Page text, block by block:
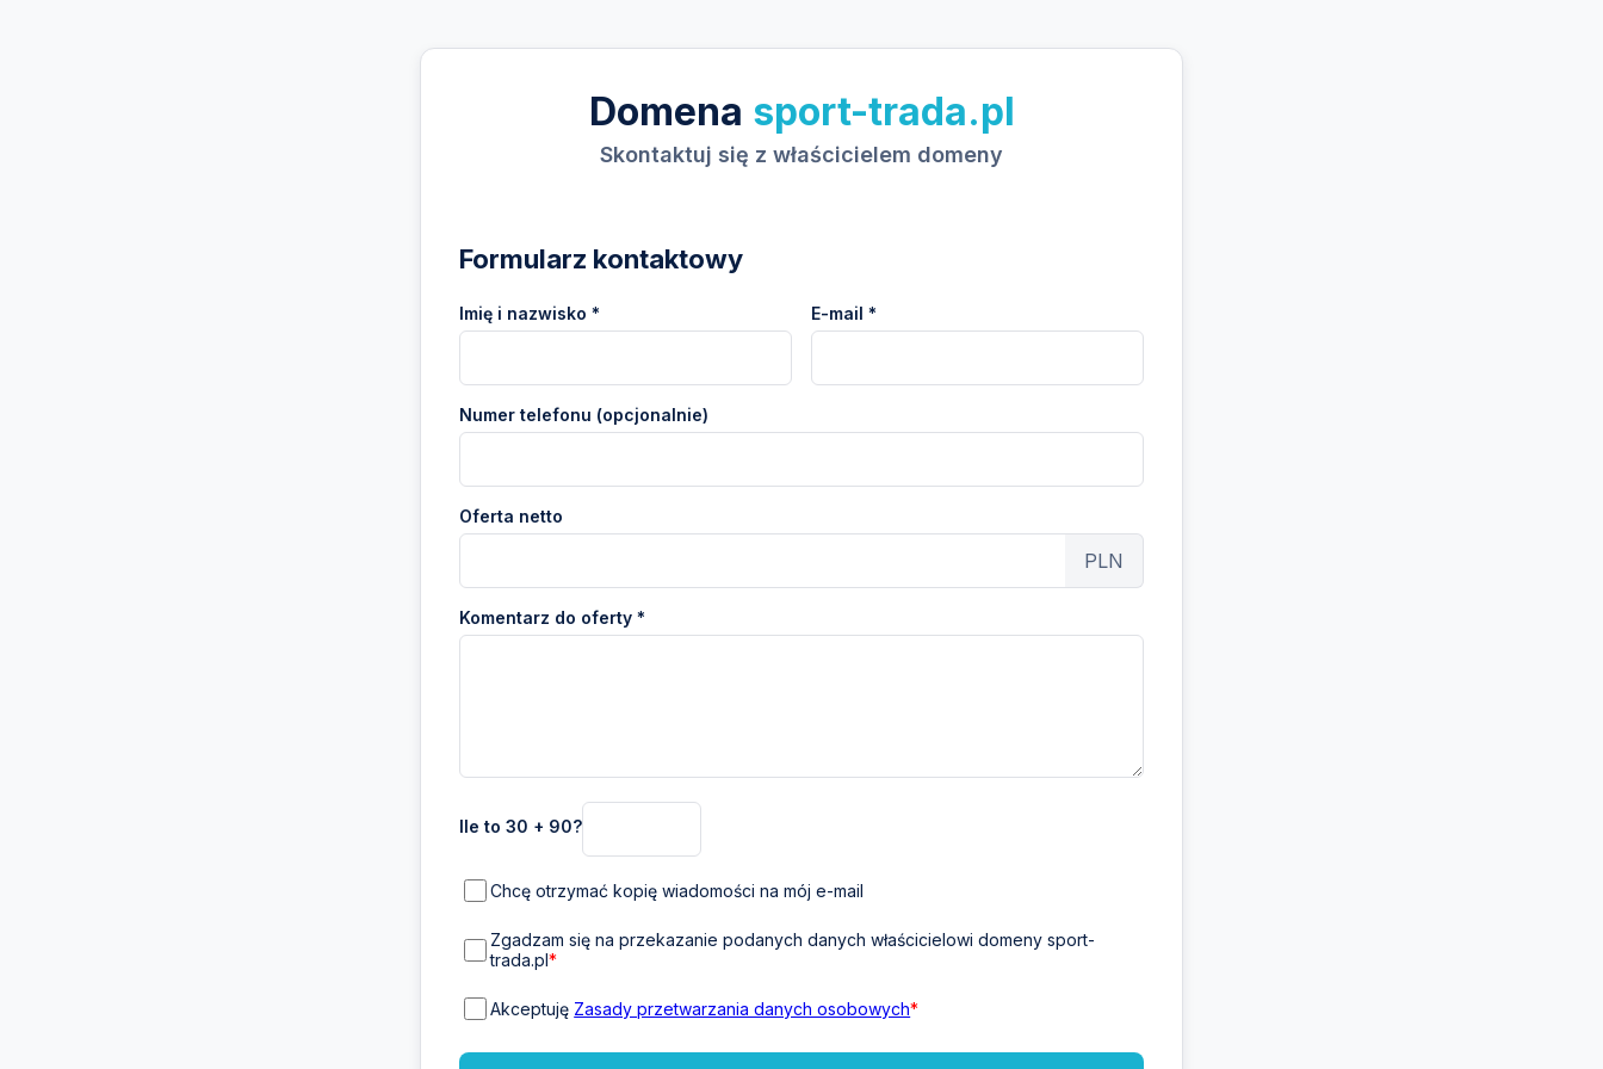
Domena sport-trada.pl
Skontaktuj się z właścicielem domeny
Formularz kontaktowy
Imię i nazwisko * E-mail *
Numer telefonu (opcjonalnie)
Oferta netto
PLN
Komentarz do oferty *
Ile to 30 + 90?
Chcę otrzymać kopię wiadomości na mój e-mail
Zgadzam się na przekazanie podanych danych właścicielowi domeny sport-
trada.pl*
Akceptuję Zasady przetwarzania danych osobowych*